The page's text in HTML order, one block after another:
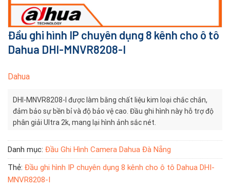
Đầu ghi hình IP chuyên dụng 8 kênh cho ô tô
Dahua DHI-MNVR8208-I
Dahua
DHI-MNVR8208-I được làm bằng chất liệu kim loại chắc chắn,
đảm bảo sự bền bỉ và độ bảo vệ cao. Đầu ghi hình này hỗ trợ độ
phân giải Ultra 2k, mang lại hình ảnh sắc nét.
Danh mục: Đầu Ghi Hình Camera Dahua Đà Nẵng
Thẻ: Đầu ghi hình IP chuyên dụng 8 kênh cho ô tô Dahua DHI-
MNVR8208-I